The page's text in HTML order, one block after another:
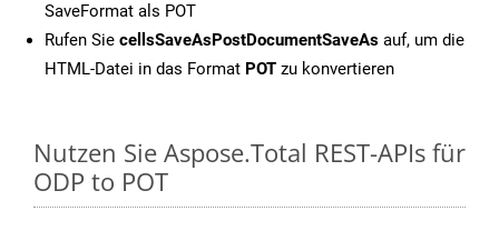
SaveFormat als POT
Rufen Sie cellsSaveAsPostDocumentSaveAs auf, um die
HTML-Datei in das Format POT zu konvertieren
Nutzen Sie Aspose.Total REST-APIs für
ODP to POT